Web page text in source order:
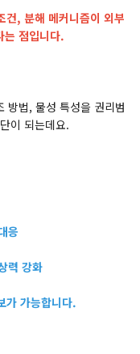
건, 분해 메커니즘이 외부
는 점입니다.
방법, 물성 특성을 권리범
이 되는데요.
응
력 강화
가 가능합니다.